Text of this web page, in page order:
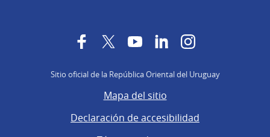
FacebookTwitterYouTubeLinkedInInstagram
Sitio oficial de la República Oriental del Uruguay
Mapa del sitio
Declaración de accesibilidad